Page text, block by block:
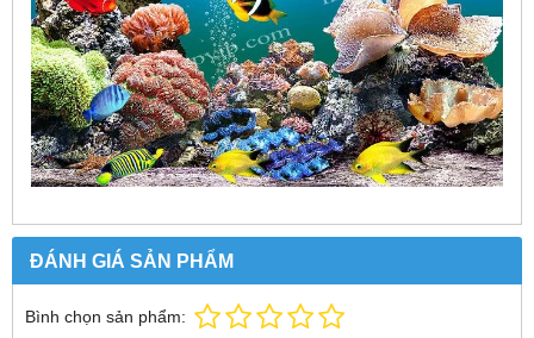
ĐÁNH GIÁ SẢN PHẨM
Bình chọn sản phẩm: